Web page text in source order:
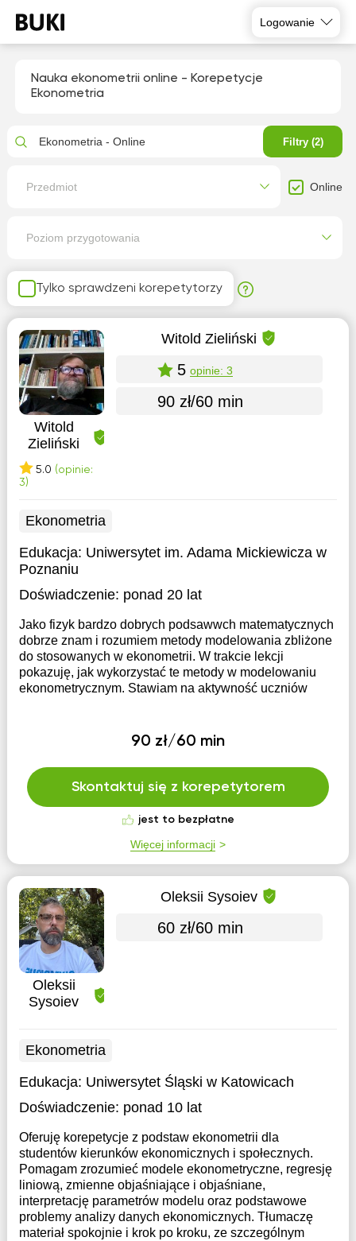
Logowanie
Nauka ekonometrii online - Korepetycje
Ekonometria
Tylko sprawdzeni korepetytorzy
Witold
Zieliński
5.0 (opinie:
3)
Witold Zieliński
5 opinie: 3
90 zł/60 min
Ekonometria
Edukacja: Uniwersytet im. Adama Mickiewicza w
Poznaniu
Doświadczenie: ponad 20 lat
Jako fizyk bardzo dobrych podsawwch matematycznych
dobrze znam i rozumiem metody modelowania zbliżone
do stosowanych w ekonometrii. W trakcie lekcji
pokazuję, jak wykorzystać te metody w modelowaniu
ekonometrycznym. Stawiam na aktywność uczniów
90 zł/60 min
Skontaktuj się z korepetytorem
jest to bezpłatne
Więcej informacji
Oleksii
Sysoiev
Oleksii Sysoiev
60 zł/60 min
Ekonometria
Edukacja: Uniwersytet Śląski w Katowicach
Doświadczenie: ponad 10 lat
Oferuję korepetycje z podstaw ekonometrii dla
studentów kierunków ekonomicznych i społecznych.
Pomagam zrozumieć modele ekonometryczne, regresję
liniową, zmienne objaśniające i objaśniane,
interpretację parametrów modelu oraz podstawowe
problemy analizy danych ekonomicznych. Tłumaczę
materiał spokojnie i krok po kroku, ze szczególnym
Ekonometria - Online Filtry (2)
Przedmiot Online
Poziom przygotowania